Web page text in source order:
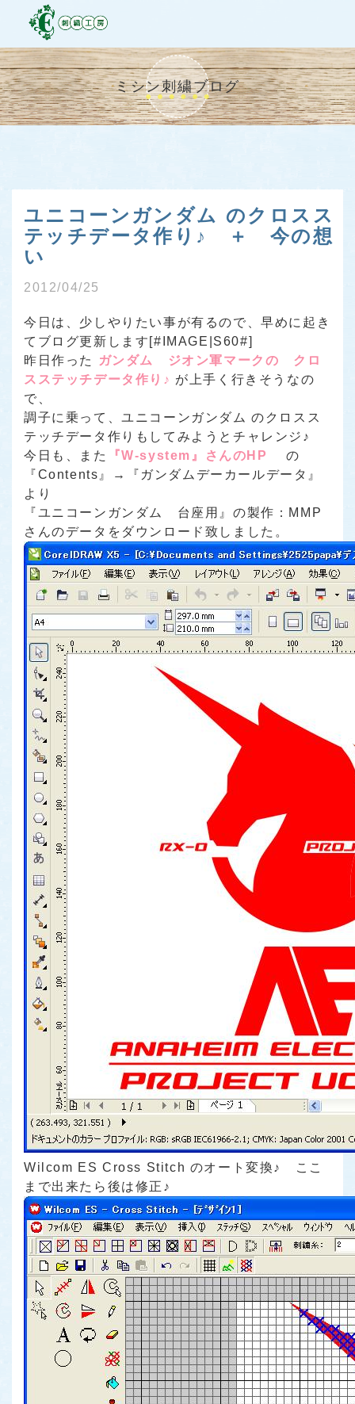
ミシン刺繍ブログ
ユニコーンガンダム のクロスス
テッチデータ作り♪ ＋ 今の想
い
2012/04/25
今日は、少しやりたい事が有るので、早めに起き
てブログ更新します[#IMAGE|S60#]
昨日作った
ガンダム ジオン軍マークの クロ
スステッチデータ作り♪ が上手く行きそうなの
で、
調子に乗って、ユニコーンガンダム のクロスス
テッチデータ作りもしてみようとチャレンジ♪
今日も、また
『W-system』さんのHP
の
『Contents』→『ガンダムデーカールデータ』
より
『ユニコーンガンダム 台座用』の製作：MMP
さんのデータをダウンロード致しました。
Wilcom ES Cross Stitch のオート変換♪ ここ
まで出来たら後は修正♪